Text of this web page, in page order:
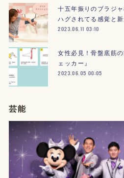
十五年振りのブラジ
ハグされてる感覚と
2023.06.11 03:10
女性必見！骨盤底筋
ェッカー』
2023.06.05 00:05
芸能